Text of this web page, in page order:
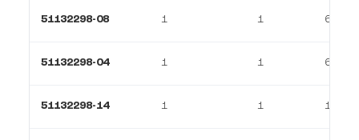
51132298-08 1 1 67 m²
51132298-04 1 1 67 m²
51132298-14 1 1 116